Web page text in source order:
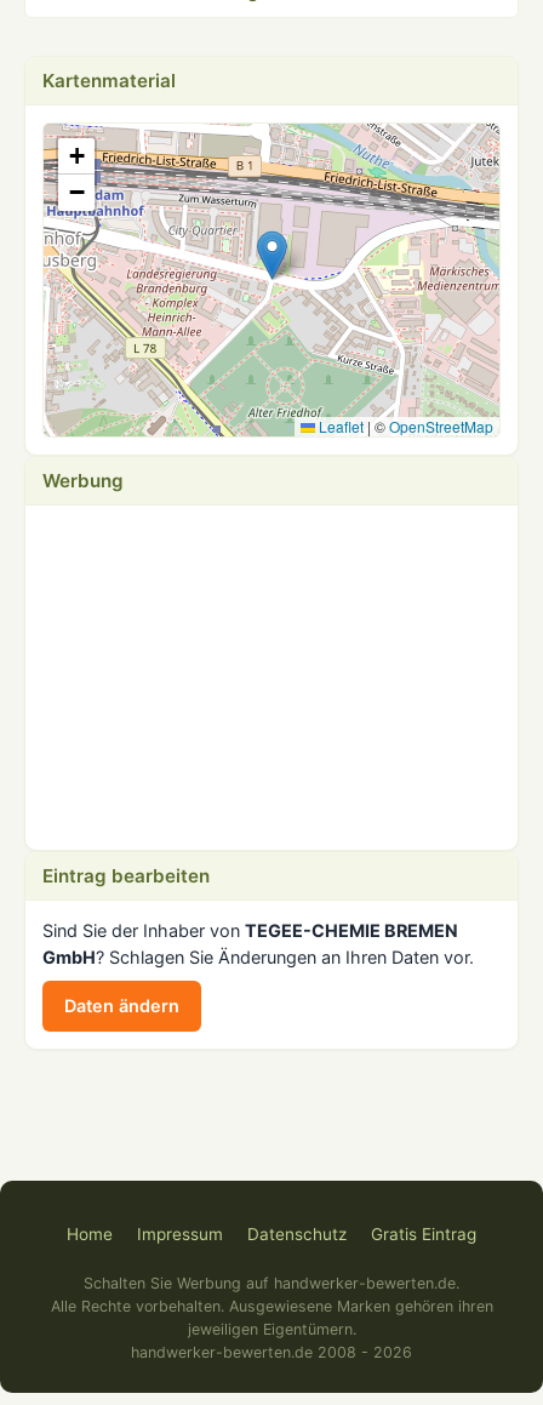
Kartenmaterial
+
−
Leaflet | ©OpenStreetMap
Werbung
Eintrag bearbeiten
Sind Sie der Inhaber von TEGEE-CHEMIE BREMEN
GmbH? Schlagen Sie Änderungen an Ihren Daten vor.
Daten ändern
Home Impressum Datenschutz Gratis Eintrag
Schalten Sie Werbung auf handwerker-bewerten.de.
Alle Rechte vorbehalten. Ausgewiesene Marken gehören ihren
jeweiligen Eigentümern.
handwerker-bewerten.de 2008 - 2026